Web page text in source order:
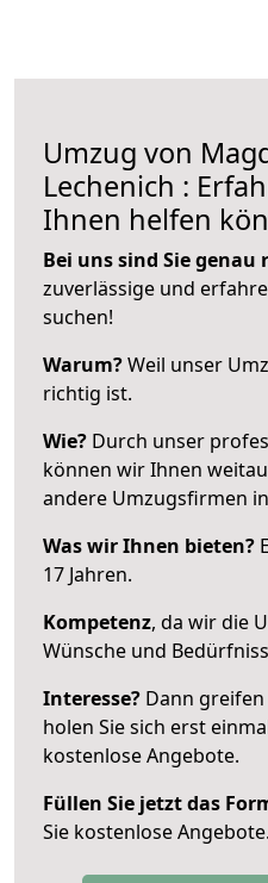
Umzug von
Lechenich :
Ihnen helfen
Bei uns sind Sie genau
zuverlässige und
suchen!
Warum?Weil unser
richtig ist.
Wie? Durch unser
können wir Ihnen
andere Umzugsfirmen
Was wir Ihnen bieten?
17 Jahren.
Kompetenz, da wir die
Wünsche und
Interesse? Dann
holen Sie sich erst
kostenlose Angebote.
Füllen Sie jetzt das
Sie kostenlose Angebote.